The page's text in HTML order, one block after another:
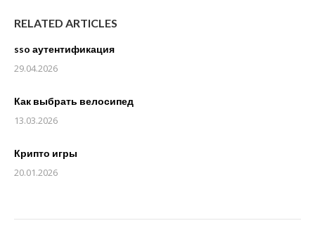
RELATED ARTICLES
sso аутентификация
29.04.2026
Как выбрать велосипед
13.03.2026
Крипто игры
20.01.2026